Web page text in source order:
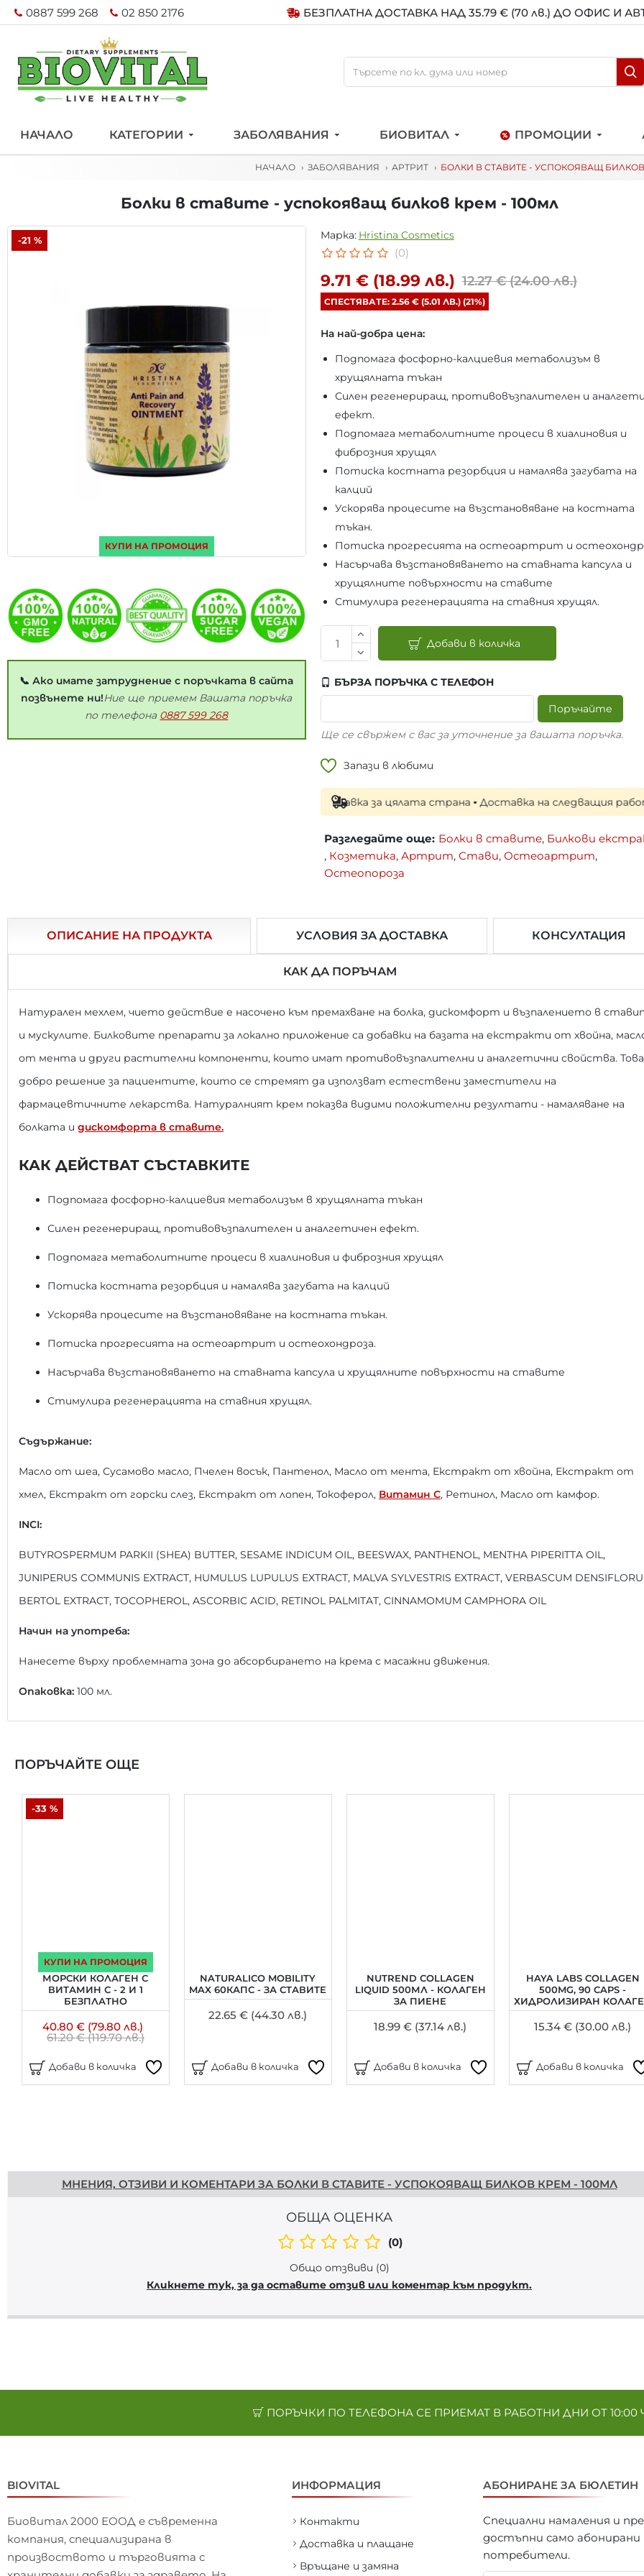
0887 599 268 02 850 2176 БЕЗПЛАТНА ДОСТАВКА НАД 35.79 € (70 лв.) ДО ОФИС И
НАЧАЛО КАТЕГОРИИ ЗАБОЛЯВАНИЯ БИОВИТАЛ ПРОМОЦИИ
НАЧАЛО ЗАБОЛЯВАНИЯ АРТРИТ БОЛКИ В СТАВИТЕ - УСПОКОЯВАЩ
Болки в ставите - успокояващ билков крем - 100мл
КУПИ НА ПРОМОЦИЯ
-21 %
📞 Ако имате затруднение с поръчката в сайта
позвънете ни!Ние ще приемем Вашата поръчка
по телефона 0887 599 268
Марка: Hristina Cosmetics
(0)
9.71 € (18.99 лв.) 12.27 € (24.00 лв.)
СПЕСТЯВАТЕ: 2.56 € (5.01 ЛВ.) (21%)
На най-добра цена:
Подпомага фосфорно-калциевия метаболизъм в
хрущялната тъкан
Силен регенериращ, противовъзпалителен и
ефект.
Подпомага метаболитните процеси в хиалиновия и
фиброзния хрущял
Потиска костната резорбция и намалява загубата на
калций
Ускорява процесите на възстановяване на костната
тъкан.
Потиска прогресията на остеоартрит и
Насърчава възстановяването на ставната капсула и
хрущялните повърхности на ставите
Стимулира регенерацията на ставния хрущял.
Добави в количка
БЪРЗА ПОРЪЧКА С ТЕЛЕФОН
Поръчайте
Ще се свържем с вас за уточнение за вашата поръчка.
Запази в любими
Експресна доставка за цялата страна ▪ Доставка на следващия работен
Разгледайте още: Болки в ставите, Билкови
, Козметика, Артрит, Стави, Остеоартрит,
Остеопороза
ОПИСАНИЕ НА ПРОДУКТА УСЛОВИЯ ЗА ДОСТАВКА КОНСУЛТАЦИЯ
КАК ДА ПОРЪЧАМ
Натурален мехлем, чието действие е насочено към премахване на болка, дискомфорт и възпалението в
и мускулите. Билковите препарати за локално приложение са добавки на базата на екстракти от хвойна,
от мента и други растителни компоненти, които имат противовъзпалителни и аналгетични свойства.
добро решение за пациентите, които се стремят да използват естествени заместители на
фармацевтичните лекарства. Натуралният крем показва видими положителни резултати - намаляване на
болката и дискомфорта в ставите.
КАК ДЕЙСТВАТ СЪСТАВКИТЕ
Подпомага фосфорно-калциевия метаболизъм в хрущялната тъкан
Силен регенериращ, противовъзпалителен и аналгетичен ефект.
Подпомага метаболитните процеси в хиалиновия и фиброзния хрущял
Потиска костната резорбция и намалява загубата на калций
Ускорява процесите на възстановяване на костната тъкан.
Потиска прогресията на остеоартрит и остеохондроза.
Насърчава възстановяването на ставната капсула и хрущялните повърхности на ставите
Стимулира регенерацията на ставния хрущял.
Съдържание:
Масло от шеа, Сусамово масло, Пчелен восък, Пантенол, Масло от мента, Екстракт от хвойна, Екстракт от
хмел, Екстракт от горски слез, Екстракт от лопен, Токоферол, Витамин С, Ретинол, Масло от камфор.
INCI:
BUTYROSPERMUM PARKII (SHEA) BUTTER, SESAME INDICUM OIL, BEESWAX, PANTHENOL, MENTHA PIPERITTA OIL,
JUNIPERUS COMMUNIS EXTRACT, HUMULUS LUPULUS EXTRACT, MALVA SYLVESTRIS EXTRACT, VERBASCUM
BERTOL EXTRACT, TOCOPHEROL, ASCORBIC ACID, RETINOL PALMITAT, CINNAMOMUM CAMPHORA OIL
Начин на употреба:
Нанесете върху проблемната зона до абсорбирането на крема с масажни движения.
Опаковка: 100 мл.
ПОРЪЧАЙТЕ ОЩЕ
КУПИ НА ПРОМОЦИЯ
-33 %
МОРСКИ КОЛАГЕН С
ВИТАМИН С - 2 И 1
БЕЗПЛАТНО
40.80 € (79.80 лв.)
61.20 € (119.70 лв.)
Добави в количка
NATURALICO MOBILITY
MAX 60КАПС - ЗА СТАВИТЕ
22.65 € (44.30 лв.)
Добави в количка
NUTREND COLLAGEN
LIQUID 500МЛ - КОЛАГЕН
ЗА ПИЕНЕ
18.99 € (37.14 лв.)
Добави в количка
HAYA LABS COLLAGEN
500MG, 90 CAPS -
ХИДРОЛИЗИРАН
15.34 € (30.00 лв.)
Добави в количка
МНЕНИЯ, ОТЗИВИ И КОМЕНТАРИ ЗА БОЛКИ В СТАВИТЕ - УСПОКОЯВАЩ БИЛКОВ КРЕМ - 100МЛ
ОБЩА ОЦЕНКА
(0)
Общо отзвиви (0)
Кликнете тук, за да оставите отзив или коментар към продукт.
ПОРЪЧКИ ПО ТЕЛЕФОНА СЕ ПРИЕМАТ В РАБОТНИ ДНИ ОТ 10:00
BIOVITAL
Биовитал 2000 ЕООД е съвременна
компания, специализирана в
произвоството и търговията с
ИНФОРМАЦИЯ
Контакти
Доставка и плащане
Връщане и замяна
АБОНИРАНЕ ЗА БЮЛЕТИН
Специални намаления и
достъпни само абонирани
потребители.